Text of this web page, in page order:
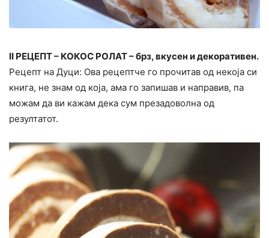
II РЕЦЕПТ – КОКОС РОЛАТ – брз, вкусен и декоративен.
Рецепт на Дуци: Ова рецептче го прочитав од некоја си
книга, не знам од која, ама го запишав и направив, па
можам да ви кажам дека сум презадоволна од
резултатот.